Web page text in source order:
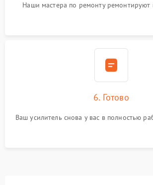
Наши мастера по ремонту ремонтируют
6. Готово
Ваш усилитель снова у вас в полностью